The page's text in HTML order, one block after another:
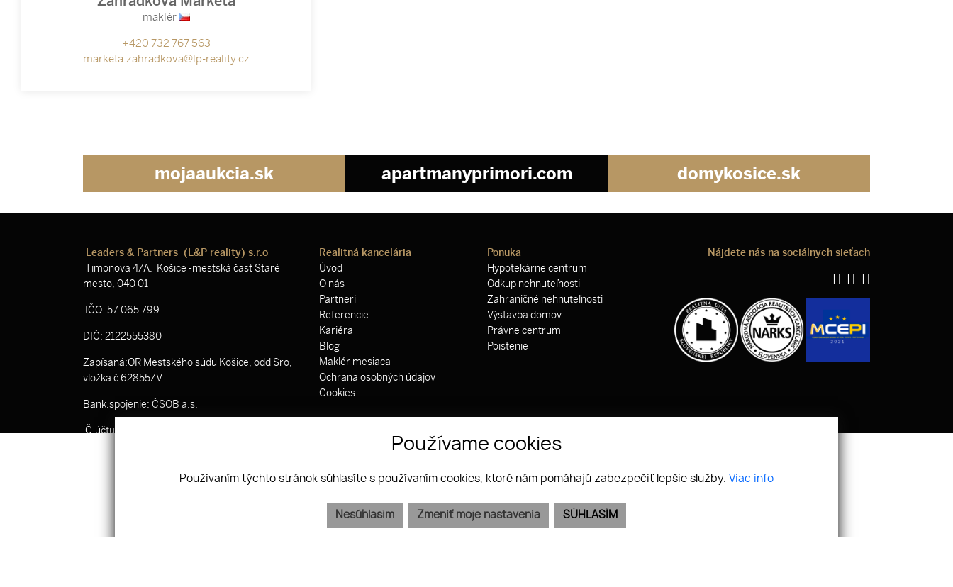
Používame cookies
Používaním týchto stránok súhlasíte s používaním cookies, ktoré nám pomáhajú zabezpečiť lepšie služby. Viac info
SÚHLASÍM
Nesúhlasím Zmeniť moje nastavenia
maklér
+420 732 767 563
marketa.zahradkova@lp-reality.cz
mojaaukcia.sk apartmanyprimori.com domykosice.sk
Leaders & Partners (L&P reality) s.r.o
Timonova 4/A, Košice -mestská časť Staré
mesto, 040 01
IČO: 57 065 799
DIČ: 2122555380
Zapísaná:OR Mestského súdu Košice, odd Sro,
vložka č 62855/V
Bank.spojenie: ČSOB a.s.
Č.účtu: SK53 7500 0000 0040 3519 8801
Realitná kancelária
Úvod
O nás
Partneri
Referencie
Kariéra
Blog
Maklér mesiaca
Ochrana osobných údajov
Cookies
Ponuka
Hypotekárne centrum
Odkup nehnuteľnosti
Zahraničné nehnuteľnosti
Výstavba domov
Právne centrum
Poistenie
Nájdete nás na sociálnych sieťach
WEBDESIGN | WEBEX.DIGITAL